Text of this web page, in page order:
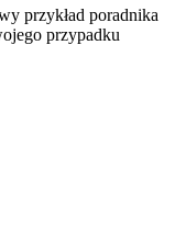
przykład poradnika
przypadku